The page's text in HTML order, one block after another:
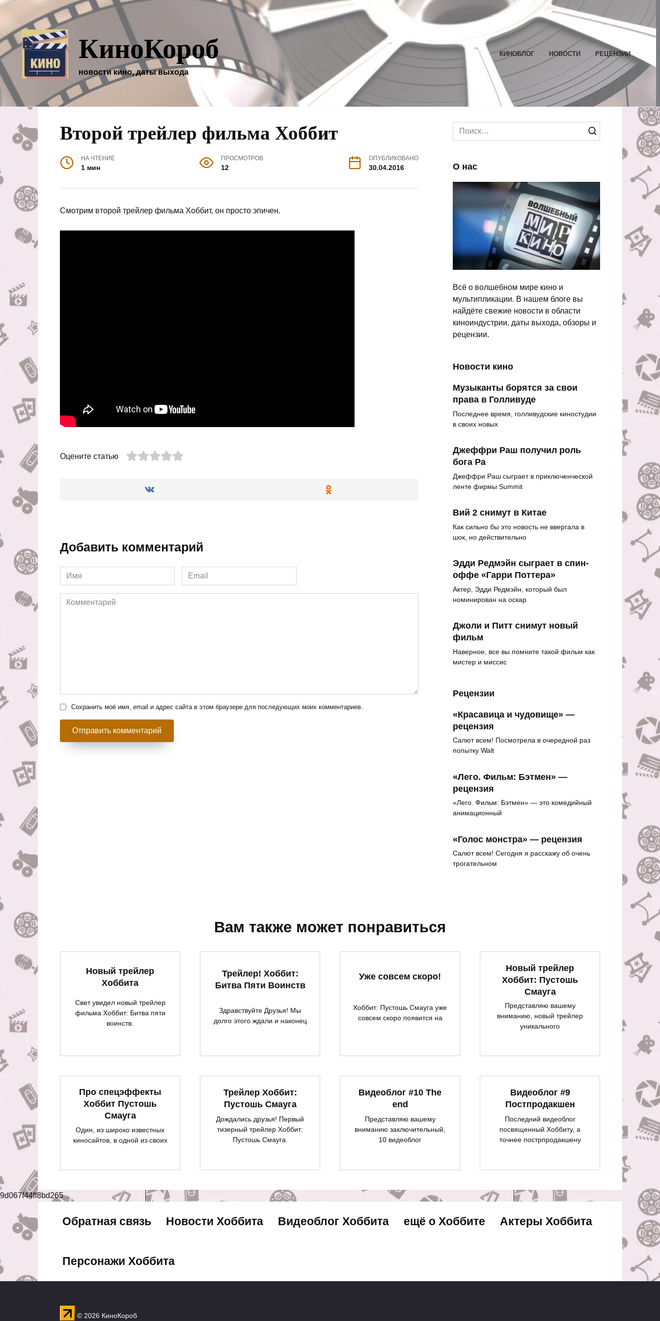
Перейти
содержанию
КиноКороб
новости кино, даты выхода
КИНОБЛОГ НОВОСТИ РЕЦЕНЗИИ
Второй трейлер фильма Хоббит
НА ЧТЕНИЕ
1 мин
ПРОСМОТРОВ
12
ОПУБЛИКОВАНО
30.04.2016
Смотрим второй трейлер фильма Хоббит, он просто эпичен.
Оцените статью
Добавить комментарий
Имя
*
Email
*
Комментарий
Сохранить моё имя, email и адрес сайта в этом браузере для последующих моих комментариев.
Search
for:
О нас
Всё о волшебном мире кино и
мультипликации. В нашем блоге вы
найдёте свежие новости в области
киноиндустрии, даты выхода, обзоры и
рецензии.
Новости кино
Музыканты борятся за свои
права в Голливуде
Последнее время, голливудские киностудии
в своих новых
Джеффри Раш получил роль
бога Ра
Джеффри Раш сыграет в приключенческой
ленте фирмы Summit
Вий 2 снимут в Китае
Как сильно бы это новость не ввергала в
шок, но действительно
Эдди Редмэйн сыграет в спин-
оффе «Гарри Поттера»
Актер, Эдди Редмэйн, который был
номинирован на оскар
Джоли и Питт снимут новый
фильм
Наверное, все вы помните такой фильм как
мистер и миссис
Рецензии
«Красавица и чудовище» —
рецензия
Салют всем! Посмотрела в очередной раз
попытку Walt
«Лего. Фильм: Бэтмен» —
рецензия
«Лего. Фильм: Бэтмен» — это комедийный
анимационный
«Голос монстра» — рецензия
Салют всем! Сегодня я расскажу об очень
трогательном
Вам также может понравиться
Новый трейлер
Хоббита
Свет увидел новый трейлер
фильма Хоббит: Битва пяти
воинств.
Трейлер! Хоббит:
Битва Пяти Воинств
Здравствуйте Друзья! Мы
долго этого ждали и наконец
Уже совсем скоро!
Хоббит: Пустошь Смауга уже
совсем скоро появится на
Новый трейлер
Хоббит: Пустошь
Смауга
Представляю вашему
вниманию, новый трейлер
уникального
Про спецэффекты
Хоббит Пустошь
Смауга
Один, из широко известных
киносайтов, в одной из своих
Трейлер Хоббит:
Пустошь Смауга
Дождались друзья! Первый
тизерный трейлер Хоббит:
Пустошь Смауга.
Видеоблог #10 The
end
Представляю вашему
вниманию заключительный,
10 видеоблог
Видеоблог #9
Постпродакшен
Последний видеоблог
посвященный Хоббиту, а
точнее пострпродакшену
Обратная связь Новости Хоббита Видеоблог Хоббита ещё о Хоббите Актеры Хоббита
Персонажи Хоббита
© 2026 КиноКороб
9d067f44ff8bd265